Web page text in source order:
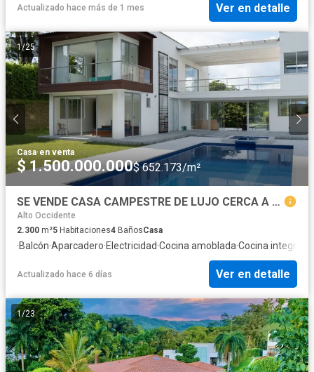
Actualizado hace más de 1 mes Ver en detalle
1/25
Casa·en venta
$ 1.500.000.000$ 652.173/m²
SE VENDE CASA CAMPESTRE DE LUJO CERCA A MANIZALES
Alto Occidente
2.300 m²5 Habitaciones4 BañosCasa
·Balcón·Aparcadero·Electricidad·Cocina amoblada·Cocina integral
Actualizado hace 6 días Ver en detalle
1/23